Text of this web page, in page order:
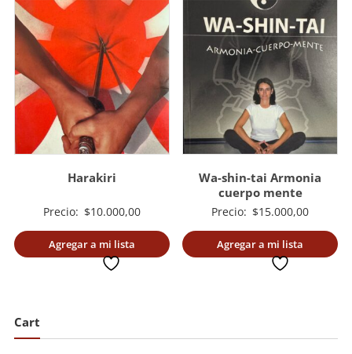
Harakiri
Precio: $10.000,00
Agregar a mi lista
Wa-shin-tai Armonia
cuerpo mente
Precio: $15.000,00
Agregar a mi lista
Cart